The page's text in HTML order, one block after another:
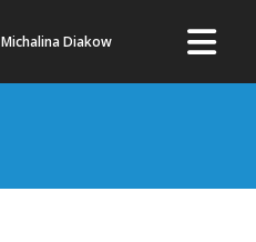
Michalina Diakow